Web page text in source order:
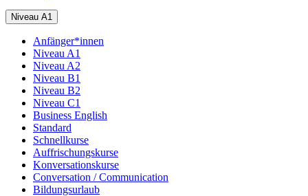
Niveau A1
Anfänger*innen
Niveau A1
Niveau A2
Niveau B1
Niveau B2
Niveau C1
Business English
Standard
Schnellkurse
Auffrischungskurse
Konversationskurse
Conversation / Communication
Bildungsurlaub